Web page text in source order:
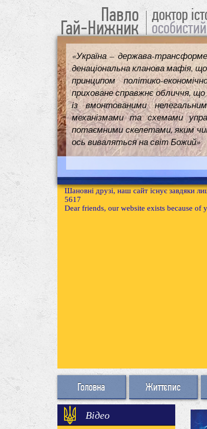
Павло
Гай-Нижник
доктор
«Україна – держава-
денаціональна кланова мафія,
принципом політико-
приховане справжнє обличчя, що
із вмонтованими
механізмами та схемами
потаємними скелетами, яким
ось виваляться на світ Божий»
Шановні друзі, наш сайт існує завдяки
5617
Dear friends, our website exists because
Головна Життєпис
Відео